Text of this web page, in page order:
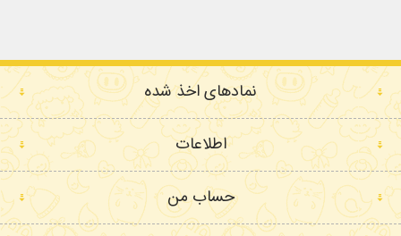
نمادهای اخذ شده
اطلاعات
حساب من